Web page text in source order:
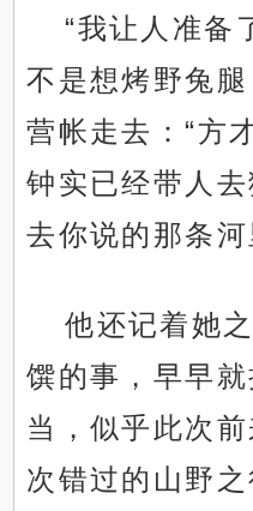
“我让人准备
不是想烤野兔
营帐走去：“方
钟实已经带人
去你说的那条河
他还记着她
馔的事，早早
当，似乎此次
次错过的山野之